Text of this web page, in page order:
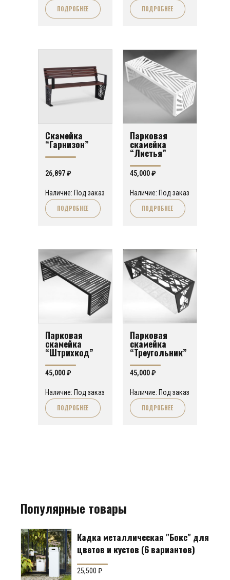
ПОДРОБНЕЕ ПОДРОБНЕЕ
Скамейка
“Гарнизон”
26,897₽
Наличие: Под заказ
ПОДРОБНЕЕ
Парковая
скамейка
“Листья”
45,000₽
Наличие: Под заказ
ПОДРОБНЕЕ
Парковая
скамейка
“Штрихкод”
45,000₽
Наличие: Под заказ
ПОДРОБНЕЕ
Парковая
скамейка
“Треугольник”
45,000₽
Наличие: Под заказ
ПОДРОБНЕЕ
Популярные товары
Кадка металлическая "Бокс" для
цветов и кустов (6 вариантов)
25,500₽